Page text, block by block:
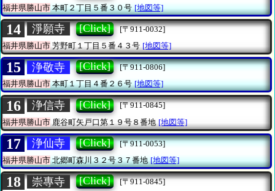
福井県勝山市本町２丁目５番３０号 [地図等]
14 淨願寺 [Click]
[〒911-0032]
福井県勝山市 芳野町１丁目５番４３号 [地図等]
15 浄敬寺 [Click]
[〒911-0806]
福井県勝山市本町１丁目４番２６号 [地図等]
16 浄信寺 [Click]
[〒911-0845]
福井県勝山市 鹿谷町矢戸口第１９号８番地 [地図等]
17 浄仙寺 [Click]
[〒911-0053]
福井県勝山市北郷町森川３２号３７番地 [地図等]
18 崇專寺 [Click]
[〒911-0845]